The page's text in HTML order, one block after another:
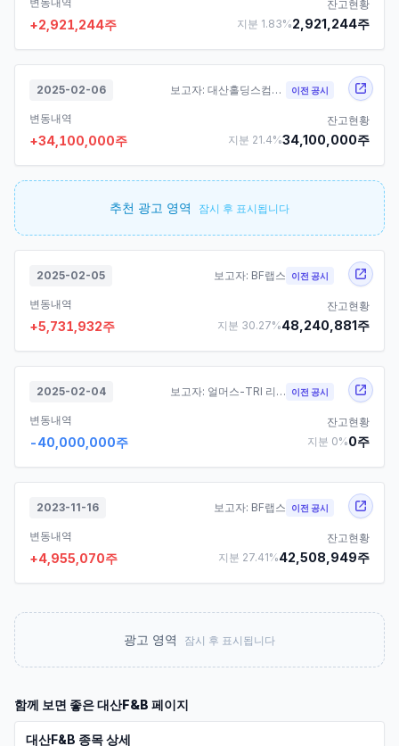
+2,921,244주
잔고현황
지분 1.83%2,921,244주
2025-02-06 보고자: 대산홀딩스컴퍼니 이전 공시
변동내역
+34,100,000주
잔고현황
지분 21.4%34,100,000주
추천 광고 영역 잠시 후 표시됩니다
2025-02-05 보고자: BF랩스 이전 공시
변동내역
+5,731,932주
잔고현황
지분 30.27%48,240,881주
2025-02-04 보고자: 얼머스-TRI 리스트럭처링 투자조합1호 이전 공시
변동내역
-40,000,000주
잔고현황
지분 0%0주
2023-11-16 보고자: BF랩스 이전 공시
변동내역
+4,955,070주
잔고현황
지분 27.41%42,508,949주
광고 영역 잠시 후 표시됩니다
함께 보면 좋은대산F&B 페이지
대산F&B 종목 상세